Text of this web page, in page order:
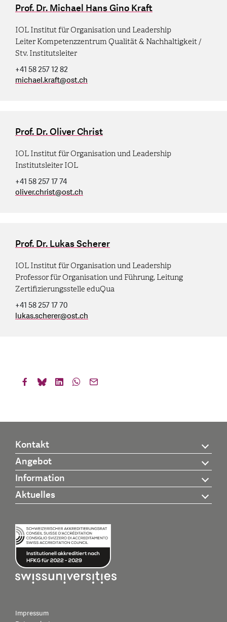
Prof. Dr. Michael Hans Gino Kraft
IOL Institut für Organisation und Leadership
Leiter Kompetenzzentrum Qualität & Nachhaltigkeit /
Stv. Institutsleiter
+41 58 257 12 82
michael.kraft@ost.ch
Prof. Dr. Oliver Christ
IOL Institut für Organisation und Leadership
Institutsleiter IOL
+41 58 257 17 74
oliver.christ@ost.ch
Prof. Dr. Lukas Scherer
IOL Institut für Organisation und Leadership
Professor für Organisation und Führung, Leitung
Zertifizierungsstelle eduQua
+41 58 257 17 70
lukas.scherer@ost.ch
Kontakt
Angebot
Information
Aktuelles
Impressum